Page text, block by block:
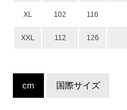
XL 102 116
XXL 112 126
cm 国際サイズ